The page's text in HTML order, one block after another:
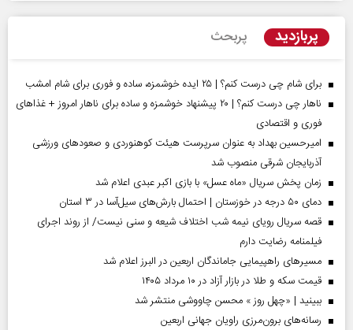
پربازدید پربحث
برای شام چی درست کنم؟ | ۲۵ ایده خوشمزه، ساده و فوری برای شام امشب
ناهار چی درست کنم؟ | ۲۰ پیشنهاد خوشمزه و ساده برای ناهار امروز + غذاهای
فوری و اقتصادی
امیرحسین بهداد به عنوان سرپرست هیئت کوهنوردی و صعودهای ورزشی
آذربایجان شرقی منصوب شد
زمان پخش سریال «ماه عسل» با بازی اکبر عبدی اعلام شد
دمای ۵۰ درجه در خوزستان | احتمال بارش‌های سیل‌آسا در ۳ استان
قصه سریال رویای نیمه شب اختلاف شیعه و سنی نیست/ از روند اجرای
فیلمنامه رضایت دارم
مسیر‌های راهپیمایی جاماندگان اربعین در البرز اعلام شد
قیمت سکه و طلا در بازار آزاد در ۱۰ مرداد ۱۴۰۵
ببینید | «چهل روز » محسن چاووشی منتشر شد
رسانه‌های برون‌مرزی راویان جهانی اربعین